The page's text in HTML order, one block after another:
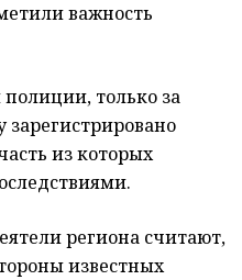
важность
только за
из которых
региона считают,
известных